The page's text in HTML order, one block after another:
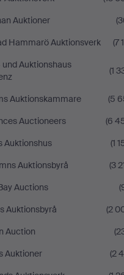
Auktioner
Hammarö Auktionsverk
(7
und Auktionshaus
(1
Auktionskammare
(5
Auctioneers
(6
Auktionshus
(1
Auktionsbyrå
(3
Auctions
Auktionsbyrå
(2
Auction
Auktioner
(2